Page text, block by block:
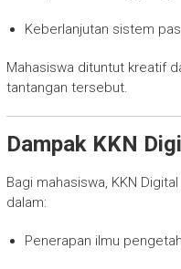
Keberlanjutan sistem
Mahasiswa dituntut kreatif
tantangan tersebut.
Dampak KKN
Bagi mahasiswa, KKN
dalam:
Penerapan ilmu